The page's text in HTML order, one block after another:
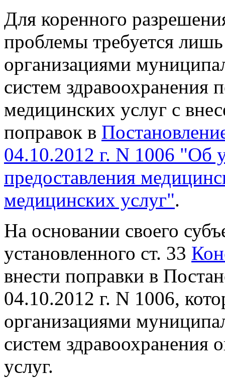
Для коренного
проблемы требуется
организациями
систем здравоохранения
медицинских услуг с
поправок в
04.10.2012 г. N 1006 "Об
предоставления
медицинских услуг".
На основании своего
установленного ст. 33
внести поправки в
04.10.2012 г. N 1006,
организациями
систем здравоохранения
услуг.